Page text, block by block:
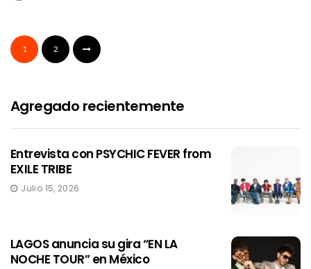
1 2
Agregado recientemente
Entrevista con PSYCHIC FEVER from
EXILE TRIBE
Julio 15, 2026
LAGOS anuncia su gira “EN LA
NOCHE TOUR” en México